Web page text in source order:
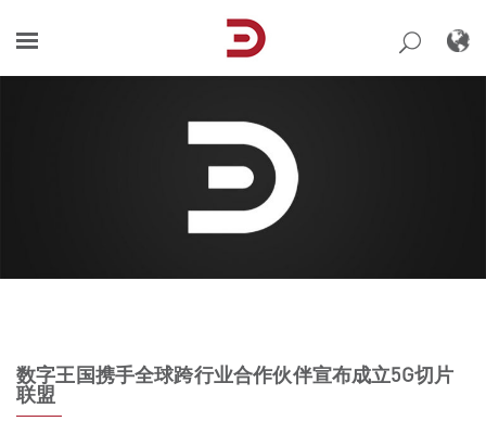
content
数字王国携手全球跨行业合作伙伴宣布成立5G切片
联盟